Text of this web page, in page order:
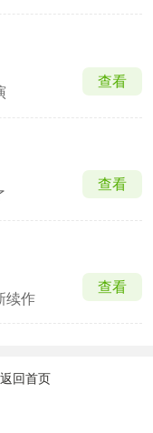
查看
查看
续作
查看
返回首页